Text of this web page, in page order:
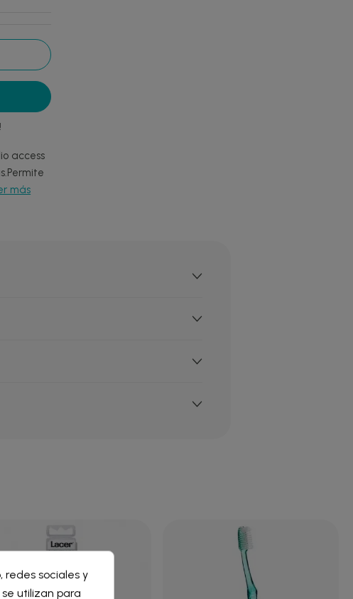
access
más
×
sociales y
utilizan para